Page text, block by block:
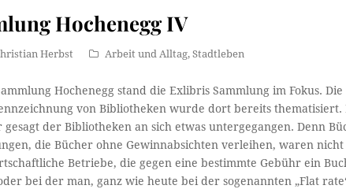
Hochenegg IV
Herbst Arbeit und Alltag,Stadtleben
Hochenegg stand die Exlibris Sammlung im Fokus.
von Bibliotheken wurde dort bereits thematisiert.
gesagt der Bibliotheken an sich etwas untergegangen. Denn
die Bücher ohne Gewinnabsichten verleihen, waren
Betriebe, die gegen eine bestimmte Gebühr ein
bei der man, ganz wie heute bei der sogenannten „Flat